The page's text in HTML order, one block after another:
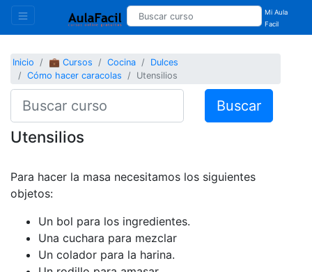
Mi Aula
Facil
Inicio 💼 Cursos Cocina
Dulces
Cómo hacer caracolas
Utensilios
Buscar
Utensilios
Para hacer la masa necesitamos los siguientes
objetos:
Un bol para los ingredientes.
Una cuchara para mezclar
Un colador para la harina.